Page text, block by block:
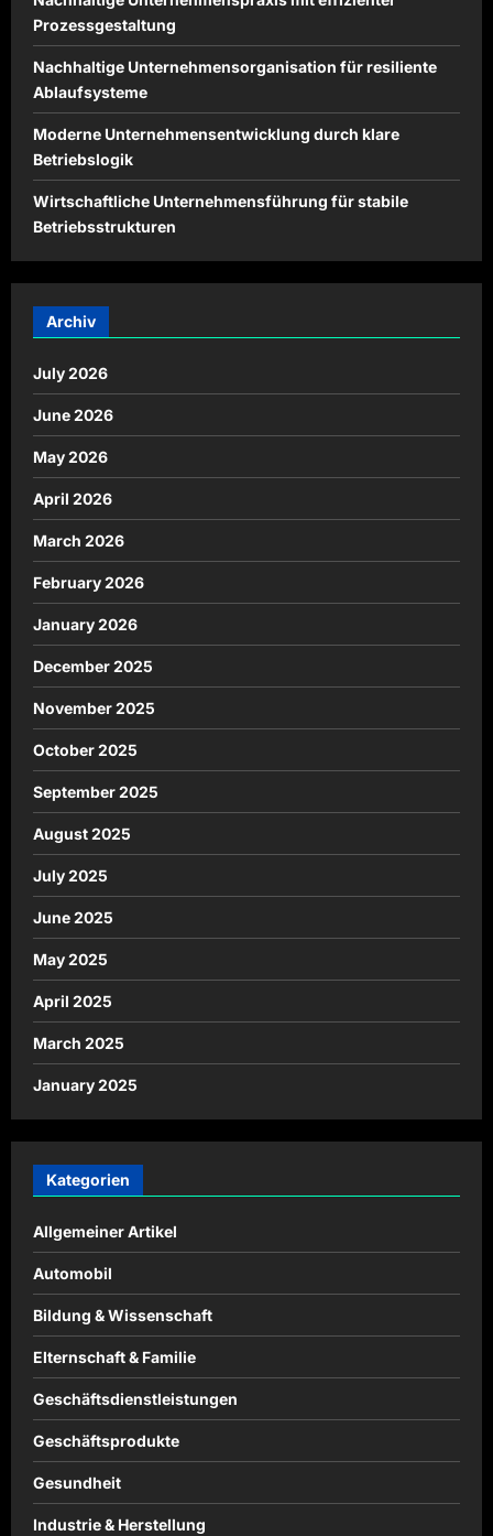
Prozessgestaltung
Nachhaltige Unternehmensorganisation für resiliente
Ablaufsysteme
Moderne Unternehmensentwicklung durch klare
Betriebslogik
Wirtschaftliche Unternehmensführung für stabile
Betriebsstrukturen
Archiv
July 2026
June 2026
May 2026
April 2026
March 2026
February 2026
January 2026
December 2025
November 2025
October 2025
September 2025
August 2025
July 2025
June 2025
May 2025
April 2025
March 2025
January 2025
Kategorien
Allgemeiner Artikel
Automobil
Bildung & Wissenschaft
Elternschaft & Familie
Geschäftsdienstleistungen
Geschäftsprodukte
Gesundheit
Industrie & Herstellung